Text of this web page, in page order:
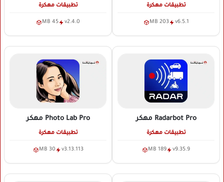
تطبيقات مهكرة
v6.5.1
203 MB
تطبيقات مهكرة
v2.4.0
45 MB
Radarbot Pro مهكر
تطبيقات مهكرة
v9.35.9
189 MB
Photo Lab Pro مهكر
تطبيقات مهكرة
v3.13.113
30 MB